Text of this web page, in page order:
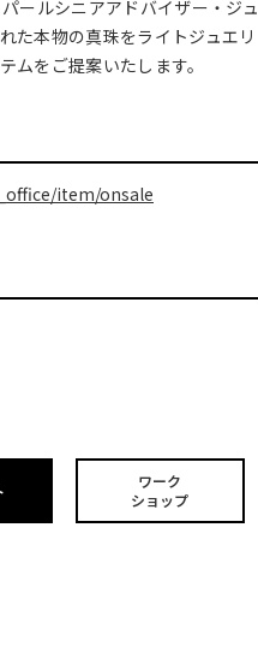
ールシニアアドバイザー・ジュ
た本物の真珠をライトジュエリ
ムをご提案いたします。
item/onsale
ワーク
ショップ